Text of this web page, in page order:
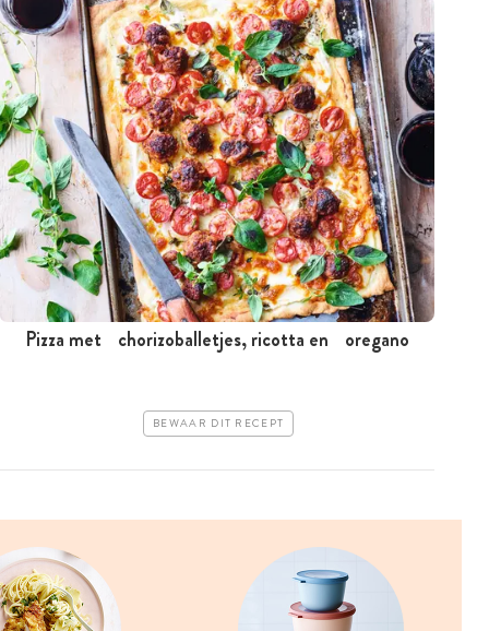
Pizza met chorizoballetjes, ricotta en oregano
BEWAAR DIT RECEPT